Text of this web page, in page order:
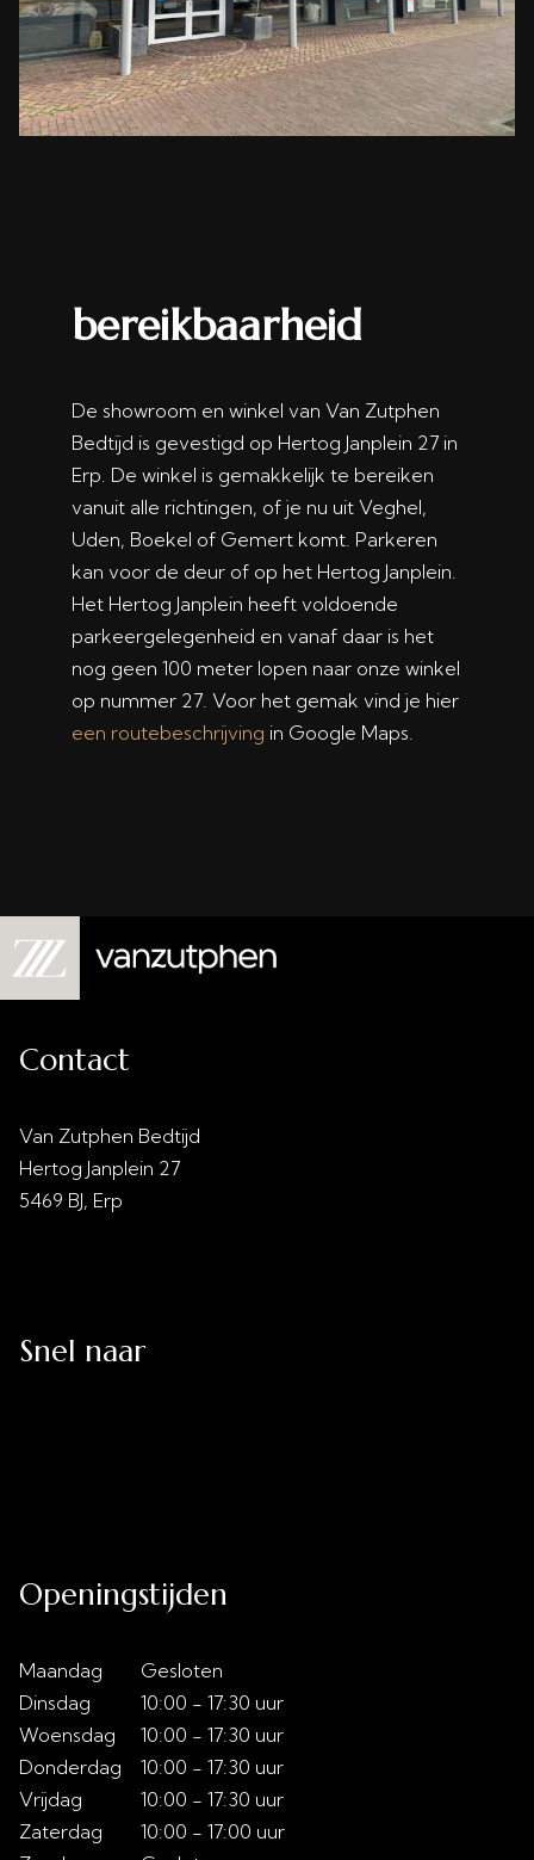
bereikbaarheid
De showroom en winkel van Van Zutphen
Bedtijd is gevestigd op Hertog Janplein 27 in
Erp. De winkel is gemakkelijk te bereiken
vanuit alle richtingen, of je nu uit Veghel,
Uden, Boekel of Gemert komt. Parkeren
kan voor de deur of op het Hertog Janplein.
Het Hertog Janplein heeft voldoende
parkeergelegenheid en vanaf daar is het
nog geen 100 meter lopen naar onze winkel
op nummer 27. Voor het gemak vind je hier
een routebeschrijving in Google Maps.
Contact
Van Zutphen Bedtijd
Hertog Janplein 27
5469 BJ, Erp
Snel naar
Openingstijden
Maandag
Dinsdag
Woensdag
Donderdag
Vrijdag
Zaterdag
Gesloten
10:00 - 17:30 uur
10:00 - 17:30 uur
10:00 - 17:30 uur
10:00 - 17:30 uur
10:00 - 17:00 uur